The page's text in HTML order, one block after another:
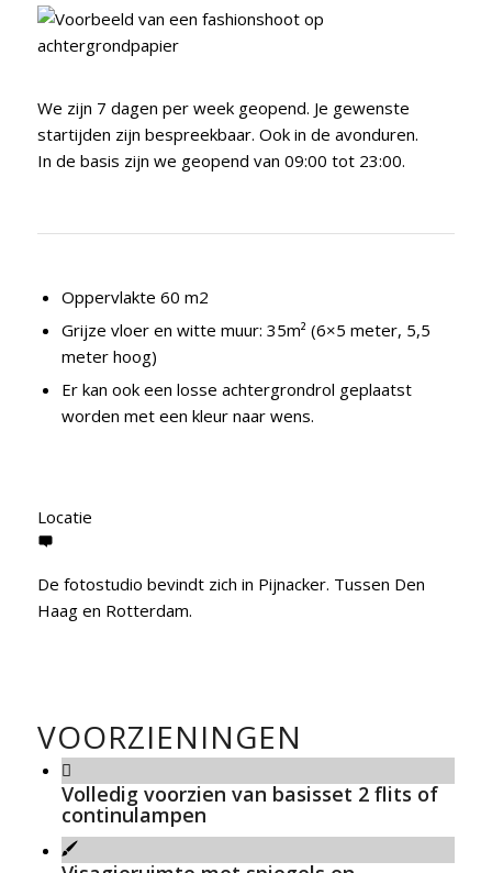
We zijn 7 dagen per week geopend. Je gewenste
startijden zijn bespreekbaar. Ook in de avonduren.
In de basis zijn we geopend van 09:00 tot 23:00.
Oppervlakte 60 m2
Grijze vloer en witte muur: 35m² (6×5 meter, 5,5
meter hoog)
Er kan ook een losse achtergrondrol geplaatst
worden met een kleur naar wens.
Locatie
De fotostudio bevindt zich in Pijnacker. Tussen Den
Haag en Rotterdam.
VOORZIENINGEN
Volledig voorzien van basisset 2 flits of
continulampen